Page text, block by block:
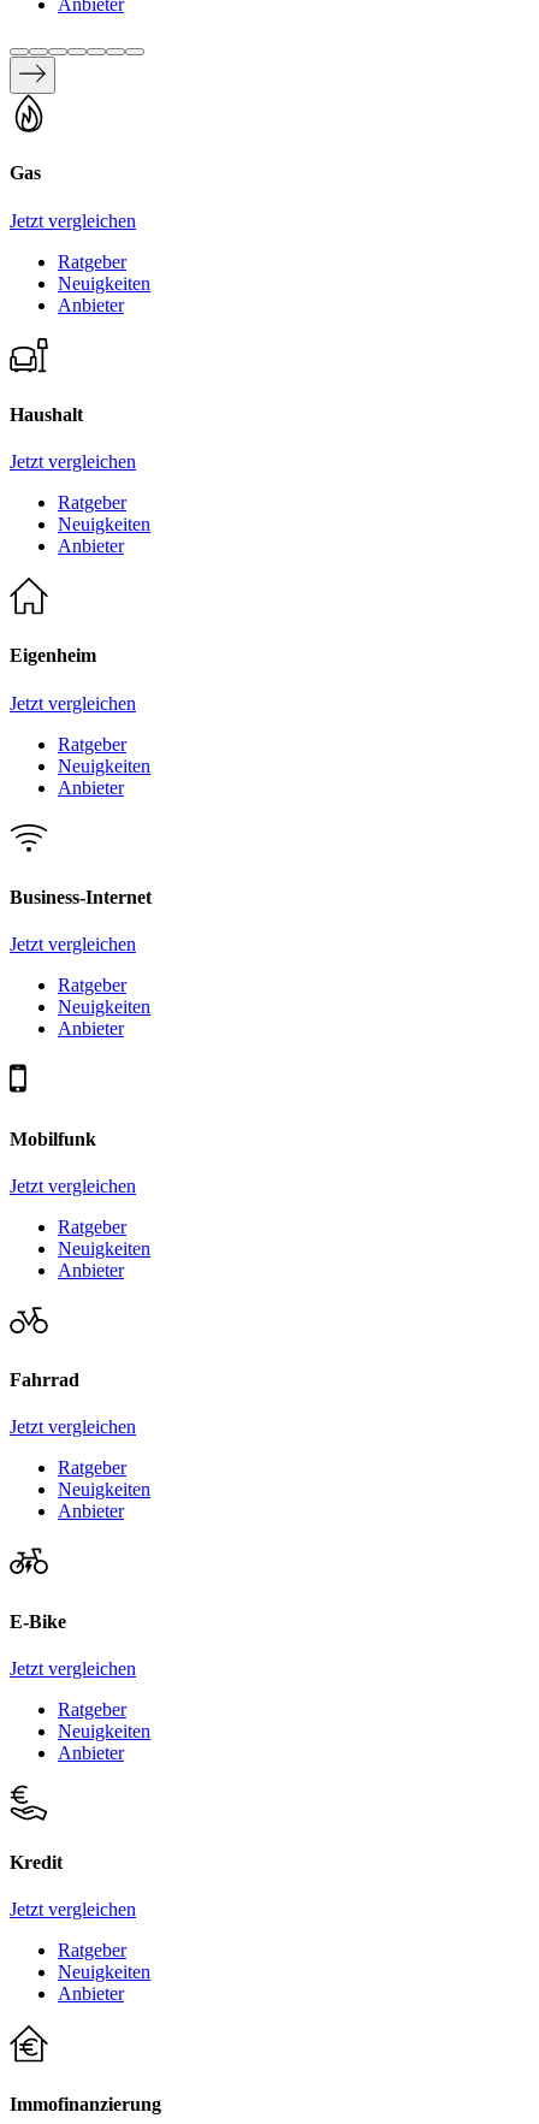
Anbieter
Gas
Jetzt vergleichen
Ratgeber
Neuigkeiten
Anbieter
Haushalt
Jetzt vergleichen
Ratgeber
Neuigkeiten
Anbieter
Eigenheim
Jetzt vergleichen
Ratgeber
Neuigkeiten
Anbieter
Business-Internet
Jetzt vergleichen
Ratgeber
Neuigkeiten
Anbieter
Mobilfunk
Jetzt vergleichen
Ratgeber
Neuigkeiten
Anbieter
Fahrrad
Jetzt vergleichen
Ratgeber
Neuigkeiten
Anbieter
E-Bike
Jetzt vergleichen
Ratgeber
Neuigkeiten
Anbieter
Kredit
Jetzt vergleichen
Ratgeber
Neuigkeiten
Anbieter
Immofinanzierung